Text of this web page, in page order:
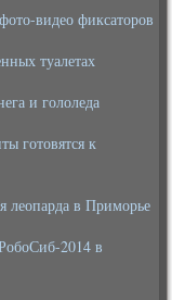
видео фиксаторов
туалетах
и гололеда
готовятся к
леопарда в Приморье
2014 в